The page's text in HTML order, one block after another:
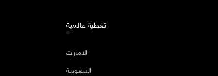
تغطية عالمية
الامارات
السعودية